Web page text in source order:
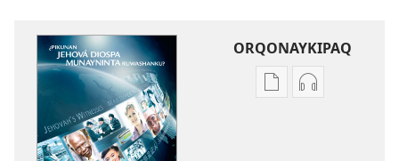
ORQONAYKIPAQ
KaypiKaypin